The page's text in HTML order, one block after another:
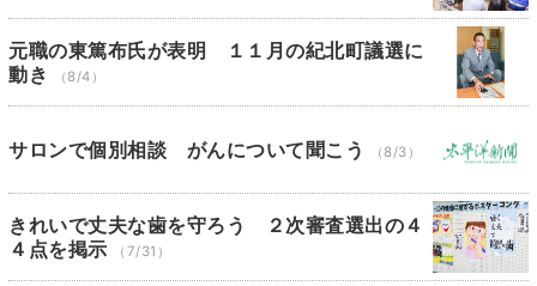
元職の東篤布氏が表明 １１月の紀北町議選に
動き
（8/4）
サロンで個別相談 がんについて聞こう （8/3）
きれいで丈夫な歯を守ろう ２次審査選出の４
４点を掲示
（7/31）